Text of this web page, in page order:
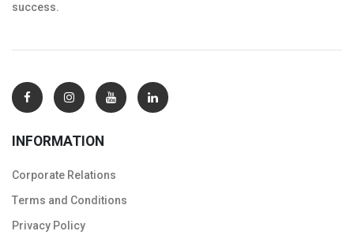
success.
INFORMATION
Corporate Relations
Тerms and Conditions
Privacy Policy